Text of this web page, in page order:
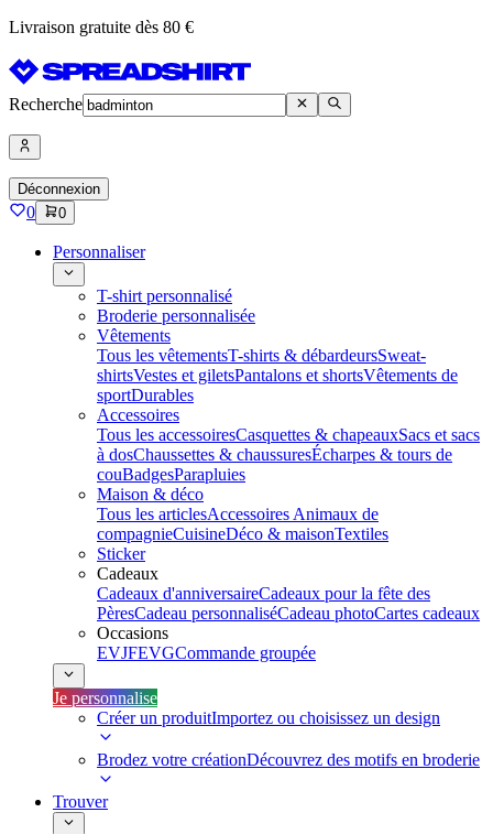
Livraison gratuite dès 80 €
Recherche
Déconnexion
0 0
Personnaliser
T-shirt personnalisé
Broderie personnalisée
Vêtements
Tous les vêtementsT-shirts & débardeursSweat-
shirtsVestes et giletsPantalons et shortsVêtements de
sportDurables
Accessoires
Tous les accessoiresCasquettes & chapeauxSacs et sacs
à dosChaussettes & chaussuresÉcharpes & tours de
couBadgesParapluies
Maison & déco
Tous les articlesAccessoires Animaux de
compagnieCuisineDéco & maisonTextiles
Sticker
Cadeaux
Cadeaux d'anniversaireCadeaux pour la fête des
PèresCadeau personnaliséCadeau photoCartes cadeaux
Occasions
EVJFEVGCommande groupée
Je personnalise
Créer un produitImportez ou choisissez un design
Brodez votre créationDécouvrez des motifs en broderie
Trouver